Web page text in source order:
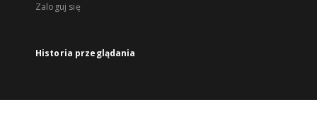
Zaloguj się
Historia przeglądania